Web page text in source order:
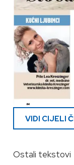
VIDI CIJELI
Ostali tekstovi